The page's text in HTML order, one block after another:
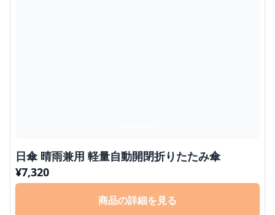
日傘 晴雨兼用 軽量自動開閉折りたたみ傘
¥7,320
商品の詳細を見る